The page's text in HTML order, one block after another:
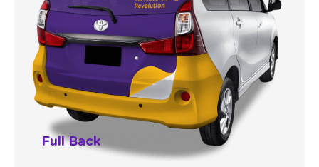
Full Back